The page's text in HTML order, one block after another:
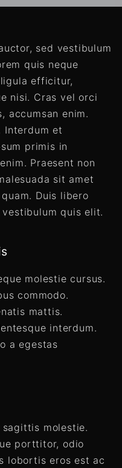
sed vestibulum
quis neque
efficitur,
nisi. Cras vel orci
accumsan enim.
Interdum et
primis in
Praesent non
sit amet
Duis libero
quis elit.
molestie cursus.
commodo.
mattis.
interdum.
a egestas
molestie.
porttitor, odio
lobortis eros est ac